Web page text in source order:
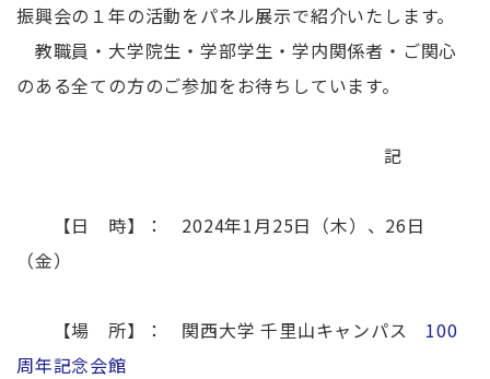
振興会の１年の活動をパネル展示で紹介いたします。
教職員・大学院生・学部学生・学内関係者・ご関心
のある全ての方のご参加をお待ちしています。
記
【日 時】： 2024年1月25日（木）、26日
（金）
【場 所】： 関西大学 千里山キャンパス 100
周年記念会館